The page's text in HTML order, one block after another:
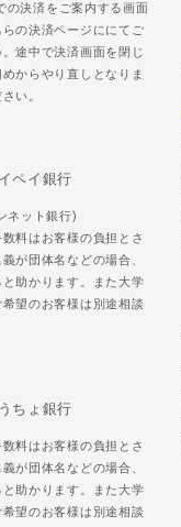
の決済をご案内する画面
の決済ページににてご
途中で決済画面を閉じ
からやり直しとなりま
い。
ペイ銀行
ネット銀行)
料はお客様の負担とさ
が団体名などの場合、
助かります。また大学
望のお客様は別途相談
ちょ銀行
料はお客様の負担とさ
が団体名などの場合、
助かります。また大学
望のお客様は別途相談